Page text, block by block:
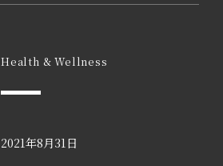
Health & Wellness
2021年8月31日